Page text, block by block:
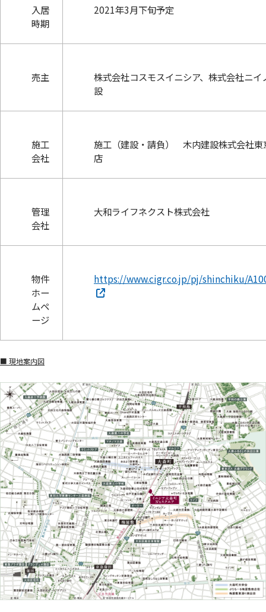
入居
時期
2021年3月下旬予定
売主
株式会社コスモスイニシア、株式会社ニイ
設
施工
会社
施工（建設・請負） 木内建設株式会社東
店
管理
会社
大和ライフネクスト株式会社
物件
ホー
ムペ
ージ
https://www.cigr.co.jp/pj/shinchiku/
■ 現地案内図